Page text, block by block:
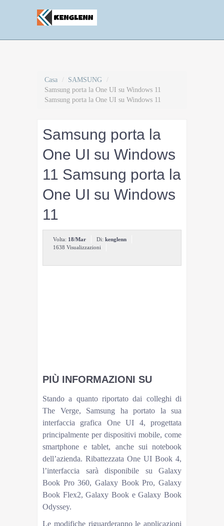
Casa / SAMSUNG /
Samsung porta la One UI su Windows 11
Samsung porta la One UI su Windows 11
Samsung porta la
One UI su Windows
11 Samsung porta la
One UI su Windows
11
Volta: 18/Mar Di: kenglenn
1638 Visualizzazioni
PIÙ INFORMAZIONI SU
Stando a quanto riportato dai colleghi di
The Verge, Samsung ha portato la sua
interfaccia grafica One UI 4, progettata
principalmente per dispositivi mobile, come
smartphone e tablet, anche sui notebook
dell’azienda. Ribattezzata One UI Book 4,
l’interfaccia sarà disponibile su Galaxy
Book Pro 360, Galaxy Book Pro, Galaxy
Book Flex2, Galaxy Book e Galaxy Book
Odyssey.
Le modifiche riguarderanno le applicazioni